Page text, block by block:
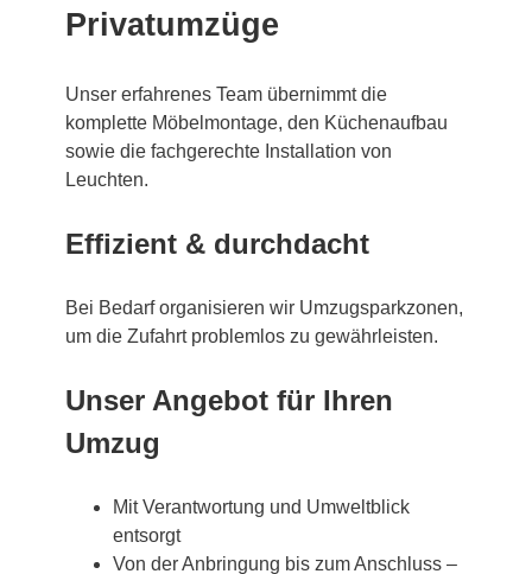
Privatumzüge
Unser erfahrenes Team übernimmt die
komplette Möbelmontage, den Küchenaufbau
sowie die fachgerechte Installation von
Leuchten.
Effizient & durchdacht
Bei Bedarf organisieren wir Umzugsparkzonen,
um die Zufahrt problemlos zu gewährleisten.
Unser Angebot für Ihren
Umzug
Mit Verantwortung und Umweltblick
entsorgt
Von der Anbringung bis zum Anschluss –